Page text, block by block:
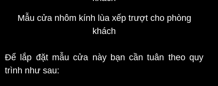
Mẫu cửa nhôm kính lùa xếp trượt cho phòng
khách
Để lắp đặt mẫu cửa này bạn cần tuân theo quy
trình như sau: